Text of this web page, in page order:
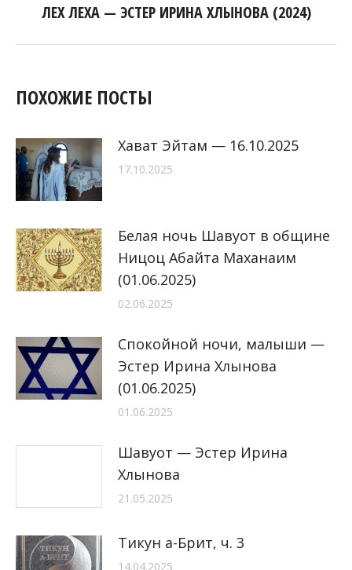
Следующая
ЛЕХ ЛЕХА — ЭСТЕР ИРИНА ХЛЫНОВА (2024)
ПОХОЖИЕ ПОСТЫ
Хават Эйтам — 16.10.2025
17.10.2025
Белая ночь Шавуот в общине
Ницоц Абайта Маханаим
(01.06.2025)
02.06.2025
Спокойной ночи, малыши —
Эстер Ирина Хлынова
(01.06.2025)
01.06.2025
Шавуот — Эстер Ирина
Хлынова
21.05.2025
Тикун а-Брит, ч. 3
14.04.2025